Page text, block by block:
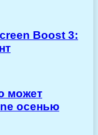
Boost 3:
может
осенью